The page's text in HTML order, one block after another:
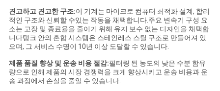
사
이
트
맵
견고하고 견고한 구조:이 기계는 마이크로 컴퓨터 최적화 설계, 합리
적인 구조와 신뢰할 수있는 작동을 채택합니다.주요 변속기 구성 요
소는 고장 및 종료율을 줄이기 위해 유지 보수 없는 디자인을 채택합
니다탱크 안의 혼합 시스템은 스테인레스 스틸 구조로 만들어져 있
으며, 그 서비스 수명이 10년 이상 도달할 수 있습니다.
제품 품질 향상 및 운송 비용 절감:필터링 된 농도의 낮은 수분 함유
량으로 인해 제품의 시장 경쟁력을 크게 향상시키고 운송 비용과 운
송 과정에서 손실을 줄일 수 있습니다.